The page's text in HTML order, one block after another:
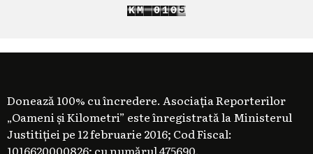
KM
0113
Donează 100% cu încredere. Asociația Reporterilor
„Oameni și Kilometri” este înregistrată la Ministerul
Justitiției pe 12 februarie 2016; Cod Fiscal:
1016620000826; cu numărul 475690.